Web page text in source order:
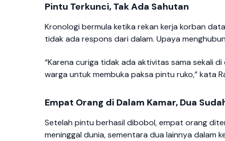
Pintu Terkunci, Tak Ada Sahutan
Kronologi bermula ketika rekan kerja korban
tidak ada respons dari dalam. Upaya
“Karena curiga tidak ada aktivitas sama sekali
warga untuk membuka paksa pintu ruko,” kata
Empat Orang di Dalam Kamar, Dua
Setelah pintu berhasil dibobol, empat orang
meninggal dunia, sementara dua lainnya dalam